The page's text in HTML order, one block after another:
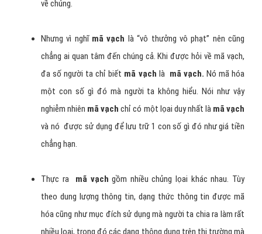
Có thể nóimã vạchcũng giống như một đạo quân các ký
hiệu quen thuộc, chúng xuất hiện ở khắp mọi nơi, mọi chỗ,
trên hầu hết các sản phẩm lưu hành hợp pháp trên thị
trường. Ai cũng đều thấy chúng nhưng ít ai hiểu được nhiều
về chúng.
Nhưng vì nghĩmã vạchlà “vô thưởng vô phạt” nên cũng
chẳng ai quan tâm đến chúng cả. Khi được hỏi về mã vạch,
đa số người ta chỉ biết mã vạchlàmã vạch.Nó mã hóa
một con số gì đó mà người ta không hiểu. Nói như vậy